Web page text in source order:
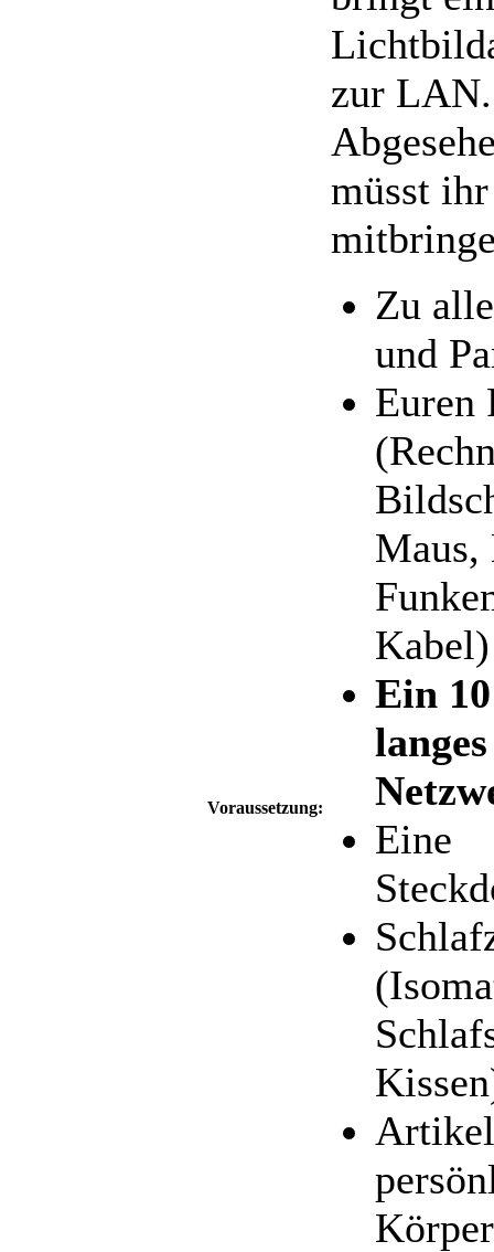
Voraussetzung:
zur LAN.
müsst
Zu
und
Euren
Maus,
Kabel)
Ein
langes
Eine